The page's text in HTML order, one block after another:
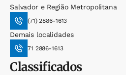
Salvador e Região Metropolitana
(71) 2886-1613
Demais localidades
71 2886-1613
Classificados